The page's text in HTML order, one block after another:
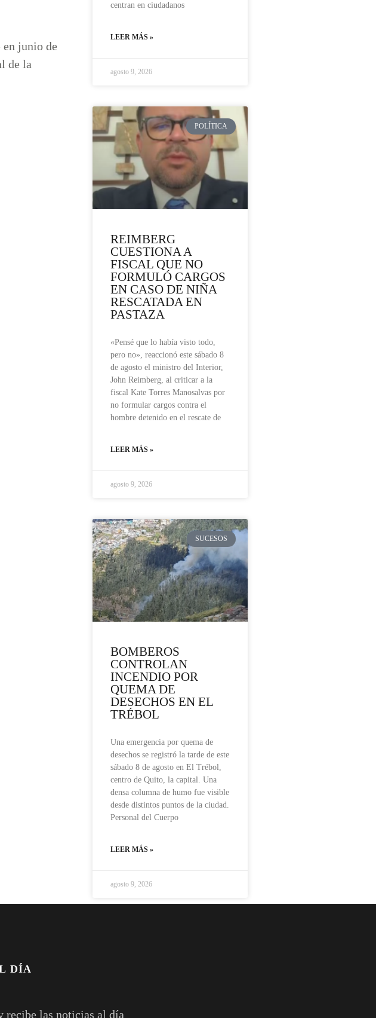
en junio de
de la
centran en ciudadanos
LEER MÁS »
agosto 9, 2026
POLÍTICA
REIMBERG
CUESTIONA A
FISCAL QUE NO
FORMULÓ CARGOS
EN CASO DE NIÑA
RESCATADA EN
PASTAZA
«Pensé que lo había visto todo,
pero no», reaccionó este sábado 8
de agosto el ministro del Interior,
John Reimberg, al criticar a la
fiscal Kate Torres Manosalvas por
no formular cargos contra el
hombre detenido en el rescate de
LEER MÁS »
agosto 9, 2026
SUCESOS
BOMBEROS
CONTROLAN
INCENDIO POR
QUEMA DE
DESECHOS EN EL
TRÉBOL
Una emergencia por quema de
desechos se registró la tarde de este
sábado 8 de agosto en El Trébol,
centro de Quito, la capital. Una
densa columna de humo fue visible
desde distintos puntos de la ciudad.
Personal del Cuerpo
LEER MÁS »
agosto 9, 2026
DÍA
recibe las noticias al día